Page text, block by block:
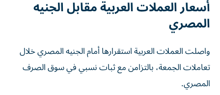
أسعار العملات العربية مقابل الجنيه
المصري
واصلت العملات العربية استقرارها أمام الجنيه المصري خلال
تعاملات الجمعة، بالتزامن مع ثبات نسبي في سوق الصرف
المصري.